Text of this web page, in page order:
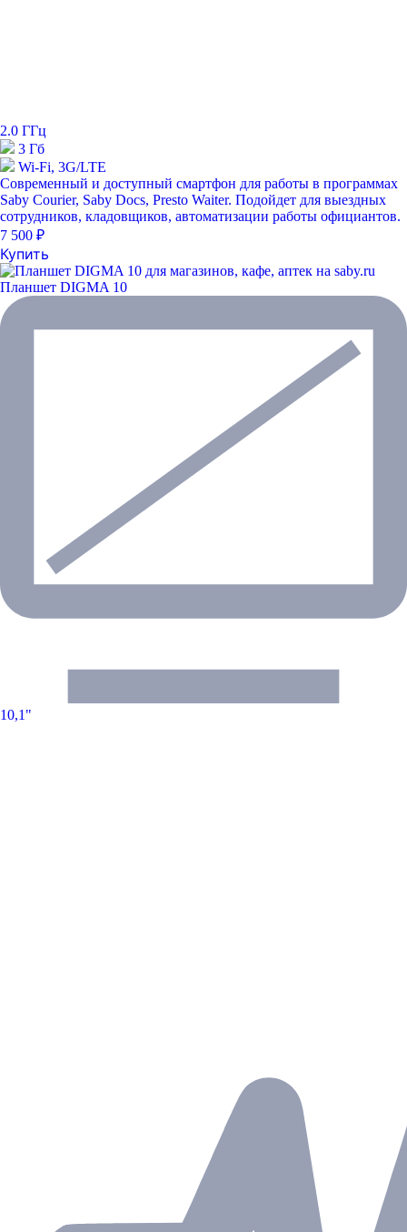
2.0 ГГц
3 Гб
Wi-Fi, 3G/LTE
Современный и доступный смартфон для работы в программах
Saby Courier, Saby Docs, Presto Waiter. Подойдет для выездных
сотрудников, кладовщиков, автоматизации работы официантов.
7 500 ₽
Купить
Планшет DIGMA 10
10,1"